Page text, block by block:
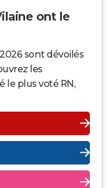
ont le
sont dévoilés
les
le plus voté RN,